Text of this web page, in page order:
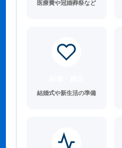
医療費や冠婚葬祭など
結婚式や新生活の準備